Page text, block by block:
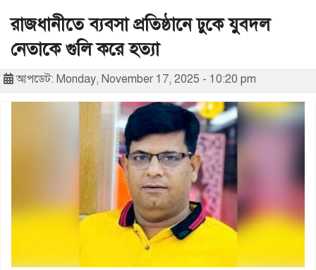
রাজধানীতে ব্যবসা প্রতিষ্ঠানে ঢুকে যুবদল
নেতাকে গুলি করে হত্যা
আপডেট: Monday, November 17, 2025 - 10:20 pm